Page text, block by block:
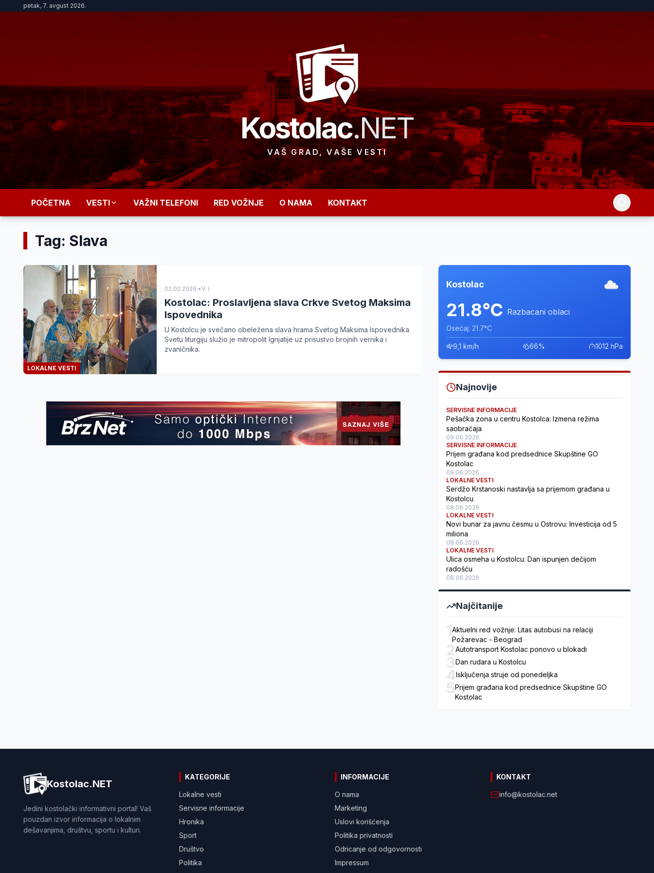
petak, 7. avgust 2026.
Kostolac.NET
VAŠ GRAD, VAŠE VESTI
POČETNA VESTI VAŽNI TELEFONI RED VOŽNJE O NAMA KONTAKT
Tag: Slava
LOKALNE VESTI
02.02.2026.•V. I.
Kostolac: Proslavljena slava Crkve Svetog Maksima
Ispovednika
U Kostolcu je svečano obeležena slava hrama Svetog Maksima Ispovednika.
Svetu liturgiju služio je mitropolit Ignjatije uz prisustvo brojnih vernika i
zvaničnika.
Kostolac
21.8°C Razbacani oblaci
Osećaj: 21.7°C
9,1 km/h 66% 1012 hPa
Najnovije
SERVISNE INFORMACIJE
Pešačka zona u centru Kostolca: Izmena režima
saobraćaja
09.06.2026.
SERVISNE INFORMACIJE
Prijem građana kod predsednice Skupštine GO
Kostolac
09.06.2026.
LOKALNE VESTI
Serdžo Krstanoski nastavlja sa prijemom građana u
Kostolcu
08.06.2026.
LOKALNE VESTI
Novi bunar za javnu česmu u Ostrovu: Investicija od 5
miliona
08.06.2026.
LOKALNE VESTI
Ulica osmeha u Kostolcu: Dan ispunjen dečijom
radošću
08.06.2026.
Najčitanije
1Aktuelni red vožnje: Litas autobusi na relaciji
Požarevac - Beograd
2Autotransport Kostolac ponovo u blokadi
3Dan rudara u Kostolcu
4Isključenja struje od ponedeljka
5Prijem građana kod predsednice Skupštine GO
Kostolac
Kostolac.NET
Jedini kostolački informativni portal! Vaš
pouzdan izvor informacija o lokalnim
dešavanjima, društvu, sportu i kulturi.
KATEGORIJE
Lokalne vesti
Servisne informacije
Hronika
Sport
Društvo
Politika
INFORMACIJE
O nama
Marketing
Uslovi korišćenja
Politika privatnosti
Odricanje od odgovornosti
Impressum
KONTAKT
info@kostolac.net